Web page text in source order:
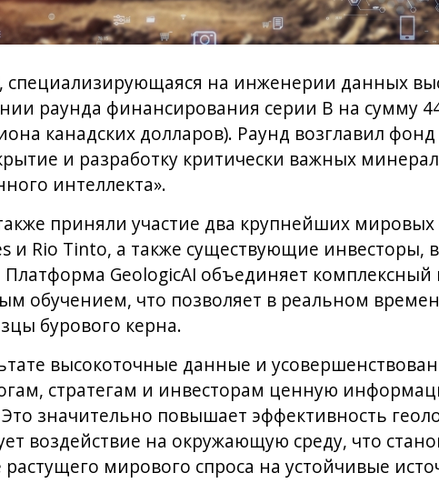
специализирующаяся на инженерии данных
раунда финансирования серии B на сумму
канадских долларов). Раунд возглавил
и разработку критически важных
интеллекта».
приняли участие два крупнейших
и Rio Tinto, а также существующие инвесторы,
GeologicAI объединяет комплексный
обучением, что позволяет в реальном
бурового керна.
высокоточные данные и
стратегам и инвесторам ценную
значительно повышает эффективность
воздействие на окружающую среду, что
мирового спроса на устойчивые